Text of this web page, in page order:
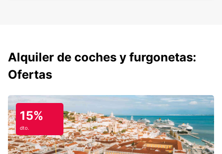
Alquiler de coches y furgonetas:
Ofertas
15%
dto.